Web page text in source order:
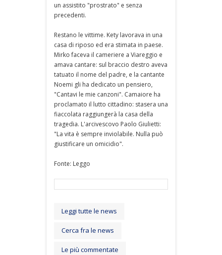
un assistito "prostrato" e senza
precedenti.
Restano le vittime. Kety lavorava in una
casa di riposo ed era stimata in paese.
Mirko faceva il cameriere a Viareggio e
amava cantare: sul braccio destro aveva
tatuato il nome del padre, e la cantante
Noemi gli ha dedicato un pensiero,
"Cantavi le mie canzoni". Camaiore ha
proclamato il lutto cittadino: stasera una
fiaccolata raggiungerà la casa della
tragedia. L'arcivescovo Paolo Giulietti:
"La vita è sempre inviolabile. Nulla può
giustificare un omicidio".
Fonte: Leggo
Leggi tutte le news
Cerca fra le news
Le più commentate